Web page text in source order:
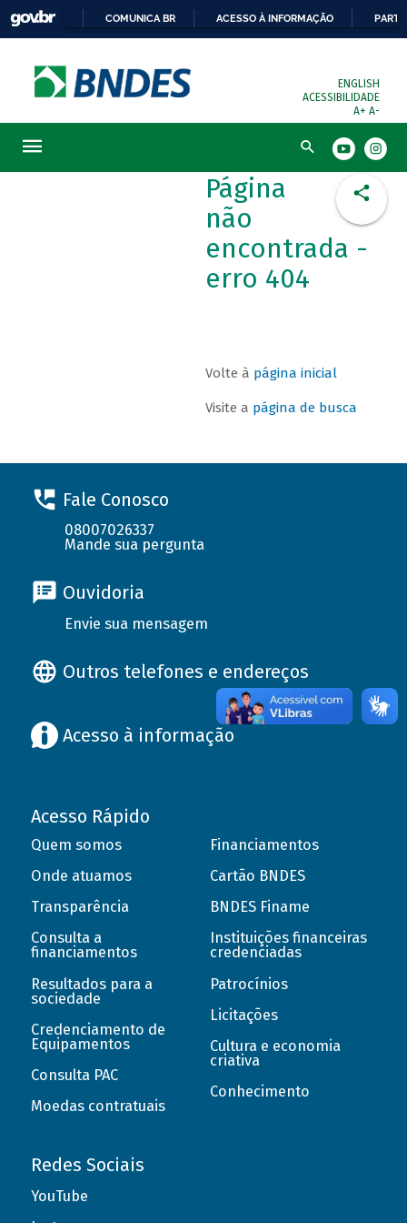
COMUNICA BR ACESSO À INFORMAÇÃO
ENGLISH
ACESSIBILIDADE
A+ A-
Busca
Página
não
encontrada -
erro 404
Volte à página inicial
Visite a página de busca
Fale Conosco
08007026337
Mande sua pergunta
Ouvidoria
Envie sua mensagem
Outros telefones e endereços
Acesso à informação
Acesso Rápido
Quem somos
Onde atuamos
Transparência
Consulta a
financiamentos
Resultados para a
sociedade
Credenciamento de
Equipamentos
Consulta PAC
Moedas contratuais
Financiamentos
Cartão BNDES
BNDES Finame
Instituições financeiras
credenciadas
Patrocínios
Licitações
Cultura e economia
criativa
Conhecimento
Redes Sociais
YouTube